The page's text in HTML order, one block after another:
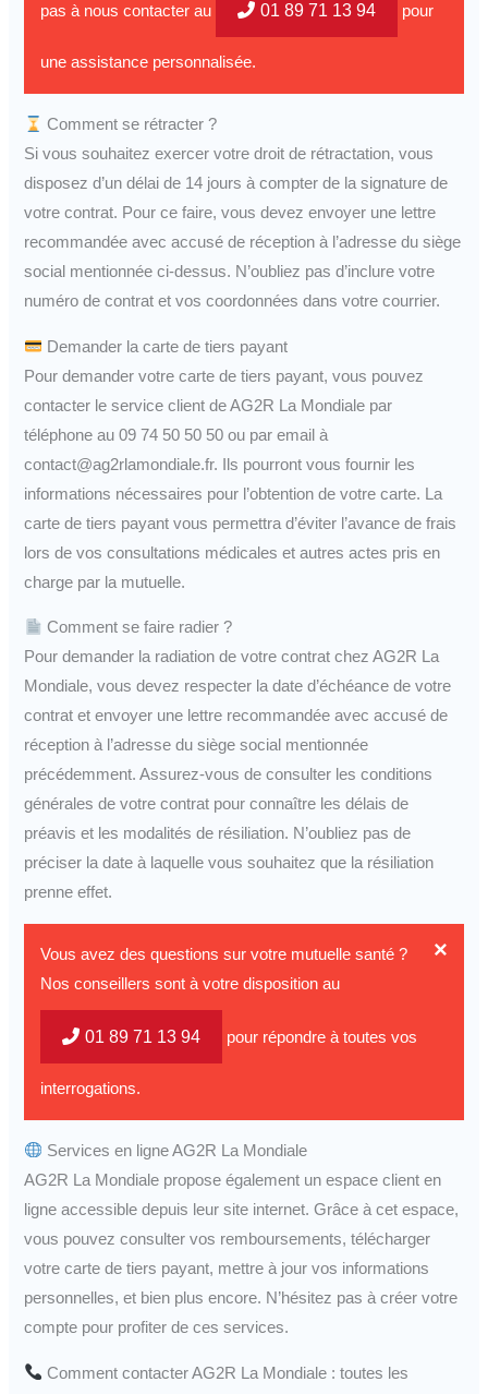
pas à nous contacter au 01 89 71 13 94 pour
une assistance personnalisée.
Comment se rétracter ?
Si vous souhaitez exercer votre droit de rétractation, vous
disposez d’un délai de 14 jours à compter de la signature de
votre contrat. Pour ce faire, vous devez envoyer une lettre
recommandée avec accusé de réception à l’adresse du siège
social mentionnée ci-dessus. N’oubliez pas d’inclure votre
numéro de contrat et vos coordonnées dans votre courrier.
Demander la carte de tiers payant
Pour demander votre carte de tiers payant, vous pouvez
contacter le service client de AG2R La Mondiale par
téléphone au 09 74 50 50 50 ou par email à
contact@ag2rlamondiale.fr. Ils pourront vous fournir les
informations nécessaires pour l’obtention de votre carte. La
carte de tiers payant vous permettra d’éviter l’avance de frais
lors de vos consultations médicales et autres actes pris en
charge par la mutuelle.
Comment se faire radier ?
Pour demander la radiation de votre contrat chez AG2R La
Mondiale, vous devez respecter la date d’échéance de votre
contrat et envoyer une lettre recommandée avec accusé de
réception à l’adresse du siège social mentionnée
précédemment. Assurez-vous de consulter les conditions
générales de votre contrat pour connaître les délais de
préavis et les modalités de résiliation. N’oubliez pas de
préciser la date à laquelle vous souhaitez que la résiliation
prenne effet.
×
Vous avez des questions sur votre mutuelle santé ?
Nos conseillers sont à votre disposition au
01 89 71 13 94 pour répondre à toutes vos
interrogations.
Services en ligne AG2R La Mondiale
AG2R La Mondiale propose également un espace client en
ligne accessible depuis leur site internet. Grâce à cet espace,
vous pouvez consulter vos remboursements, télécharger
votre carte de tiers payant, mettre à jour vos informations
personnelles, et bien plus encore. N’hésitez pas à créer votre
compte pour profiter de ces services.
Comment contacter AG2R La Mondiale : toutes les